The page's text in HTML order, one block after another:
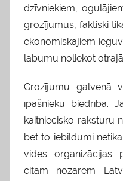
dzīvniekiem,
grozījumus, faktiski
ekonomiskajiem
labumu noliekot
Grozījumu galvenā
īpašnieku biedrība.
kaitniecisko raksturu
bet to iebildumi
vides organizācijas
citām nozarēm